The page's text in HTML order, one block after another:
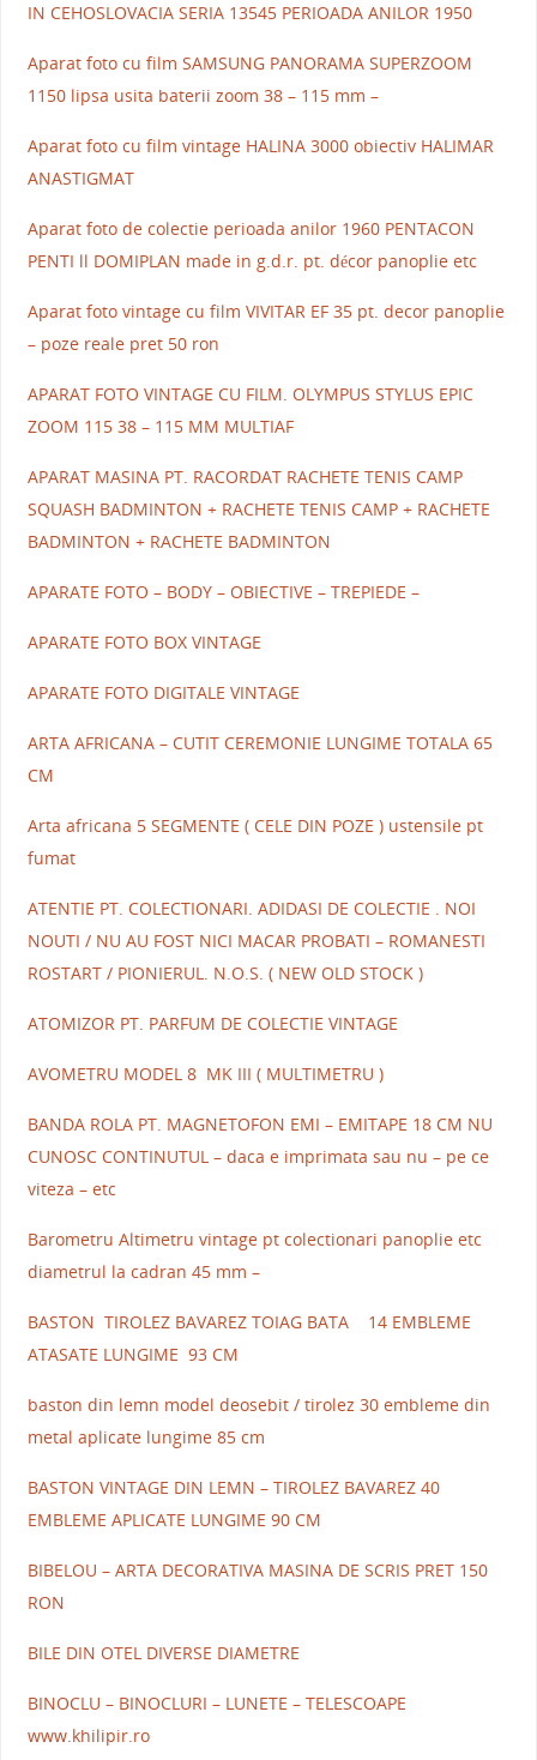
IN CEHOSLOVACIA SERIA 13545 PERIOADA ANILOR 1950
Aparat foto cu film SAMSUNG PANORAMA SUPERZOOM
1150 lipsa usita baterii zoom 38 – 115 mm –
Aparat foto cu film vintage HALINA 3000 obiectiv HALIMAR
ANASTIGMAT
Aparat foto de colectie perioada anilor 1960 PENTACON
PENTI ll DOMIPLAN made in g.d.r. pt. décor panoplie etc
Aparat foto vintage cu film VIVITAR EF 35 pt. decor panoplie
– poze reale pret 50 ron
APARAT FOTO VINTAGE CU FILM. OLYMPUS STYLUS EPIC
ZOOM 115 38 – 115 MM MULTIAF
APARAT MASINA PT. RACORDAT RACHETE TENIS CAMP
SQUASH BADMINTON + RACHETE TENIS CAMP + RACHETE
BADMINTON + RACHETE BADMINTON
APARATE FOTO – BODY – OBIECTIVE – TREPIEDE –
APARATE FOTO BOX VINTAGE
APARATE FOTO DIGITALE VINTAGE
ARTA AFRICANA – CUTIT CEREMONIE LUNGIME TOTALA 65
CM
Arta africana 5 SEGMENTE ( CELE DIN POZE ) ustensile pt
fumat
ATENTIE PT. COLECTIONARI. ADIDASI DE COLECTIE . NOI
NOUTI / NU AU FOST NICI MACAR PROBATI – ROMANESTI
ROSTART / PIONIERUL. N.O.S. ( NEW OLD STOCK )
ATOMIZOR PT. PARFUM DE COLECTIE VINTAGE
AVOMETRU MODEL 8 MK III ( MULTIMETRU )
BANDA ROLA PT. MAGNETOFON EMI – EMITAPE 18 CM NU
CUNOSC CONTINUTUL – daca e imprimata sau nu – pe ce
viteza – etc
Barometru Altimetru vintage pt colectionari panoplie etc
diametrul la cadran 45 mm –
BASTON TIROLEZ BAVAREZ TOIAG BATA 14 EMBLEME
ATASATE LUNGIME 93 CM
baston din lemn model deosebit / tirolez 30 embleme din
metal aplicate lungime 85 cm
BASTON VINTAGE DIN LEMN – TIROLEZ BAVAREZ 40
EMBLEME APLICATE LUNGIME 90 CM
BIBELOU – ARTA DECORATIVA MASINA DE SCRIS PRET 150
RON
BILE DIN OTEL DIVERSE DIAMETRE
BINOCLU – BINOCLURI – LUNETE – TELESCOAPE
www.khilipir.ro